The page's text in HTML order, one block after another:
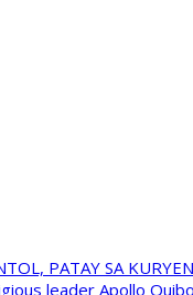
PATAY SA
leader Apollo